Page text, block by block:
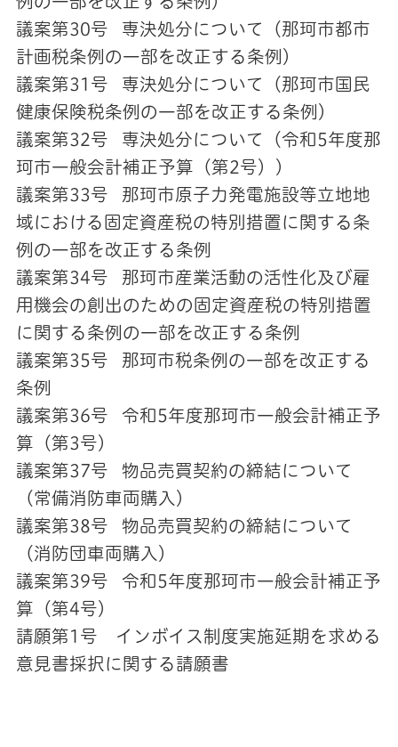
議案第30号 専決処分について（那珂市都市
計画税条例の一部を改正する条例）
議案第31号 専決処分について（那珂市国民
健康保険税条例の一部を改正する条例）
議案第32号 専決処分について（令和5年度那
珂市一般会計補正予算（第2号））
議案第33号 那珂市原子力発電施設等立地地
域における固定資産税の特別措置に関する条
例の一部を改正する条例
議案第34号 那珂市産業活動の活性化及び雇
用機会の創出のための固定資産税の特別措置
に関する条例の一部を改正する条例
議案第35号 那珂市税条例の一部を改正する
条例
議案第36号 令和5年度那珂市一般会計補正予
算（第3号）
議案第37号 物品売買契約の締結について
（常備消防車両購入）
議案第38号 物品売買契約の締結について
（消防団車両購入）
議案第39号 令和5年度那珂市一般会計補正予
算（第4号）
請願第1号 インボイス制度実施延期を求める
意見書採択に関する請願書